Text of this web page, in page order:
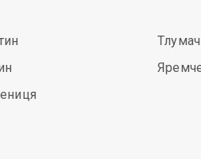
Тлумач